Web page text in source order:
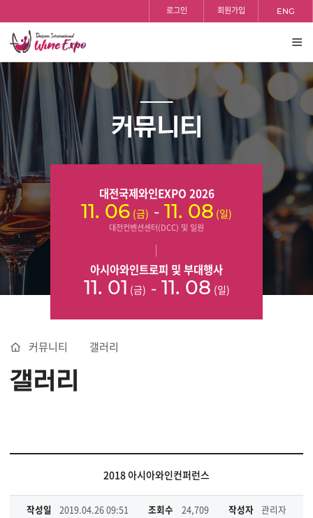
건너뛰기
로그인 회원가입 ENG
전체
보기
커뮤니티
대전국제와인EXPO 2026
11. 06 (금) - 11. 08 (일)
대전컨벤션센터(DCC) 및 일원
아시아와인트로피 및 부대행사
11. 01 (금) - 11. 08 (일)
커뮤니티 갤러리
갤러리
2018 아시아와인컨퍼런스
작성일 2019.04.26 09:51 조회수 24,709 작성자 관리자